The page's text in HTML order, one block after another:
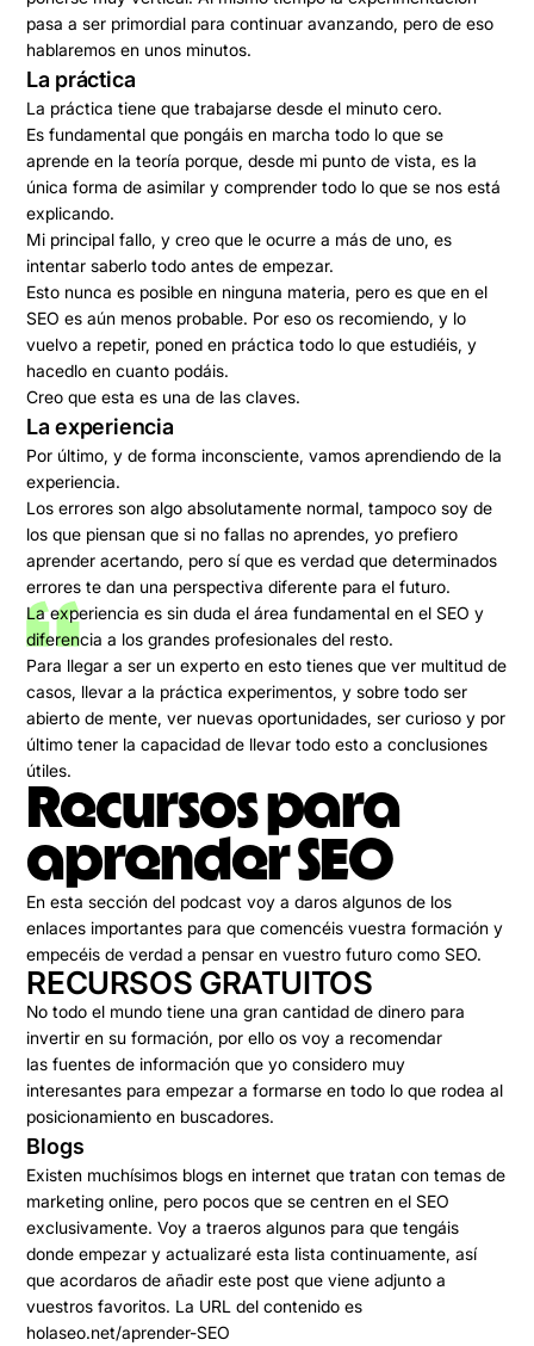
pasa a ser primordial para continuar avanzando, pero de eso
hablaremos en unos minutos.
La práctica
La práctica tiene que trabajarse desde el minuto cero.
Es fundamental que pongáis en marcha todo lo que se
aprende en la teoría porque, desde mi punto de vista, es la
única forma de asimilar y comprender todo lo que se nos está
explicando.
Mi principal fallo, y creo que le ocurre a más de uno, es
intentar saberlo todo antes de empezar.
Esto nunca es posible en ninguna materia, pero es que en el
SEO es aún menos probable. Por eso os recomiendo, y lo
vuelvo a repetir, poned en práctica todo lo que estudiéis, y
hacedlo en cuanto podáis.
Creo que esta es una de las claves.
La experiencia
Por último, y de forma inconsciente, vamos aprendiendo de la
experiencia.
Los errores son algo absolutamente normal, tampoco soy de
los que piensan que si no fallas no aprendes, yo prefiero
aprender acertando, pero sí que es verdad que determinados
errores te dan una perspectiva diferente para el futuro.
La experiencia es sin duda el área fundamental en el SEO y
diferencia a los grandes profesionales del resto.
Para llegar a ser un experto en esto tienes que ver multitud de
casos, llevar a la práctica experimentos, y sobre todo ser
abierto de mente, ver nuevas oportunidades, ser curioso y por
último tener la capacidad de llevar todo esto a conclusiones
útiles.
Recursos para
aprender SEO
En esta sección del podcast voy a daros algunos de los
enlaces importantes para que comencéis vuestra formación y
empecéis de verdad a pensar en vuestro futuro como SEO.
RECURSOS GRATUITOS
No todo el mundo tiene una gran cantidad de dinero para
invertir en su formación, por ello os voy a recomendar
lasfuentes de información que yo considero muy
interesantes para empezar a formarse en todo lo que rodea al
posicionamiento en buscadores.
Blogs
Existen muchísimos blogs en internet que tratan con temas de
marketing online, pero pocos que se centren en el SEO
exclusivamente. Voy a traeros algunos para que tengáis
donde empezar y actualizaré esta lista continuamente, así
que acordaros de añadir este post que viene adjunto a
vuestros favoritos. La URL del contenido es
holaseo.net/aprender-SEO